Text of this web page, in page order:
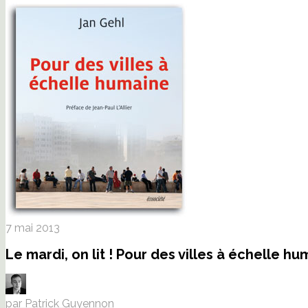
7 mai 2013
Le mardi, on lit ! Pour des villes à échelle
par Patrick Guyennon